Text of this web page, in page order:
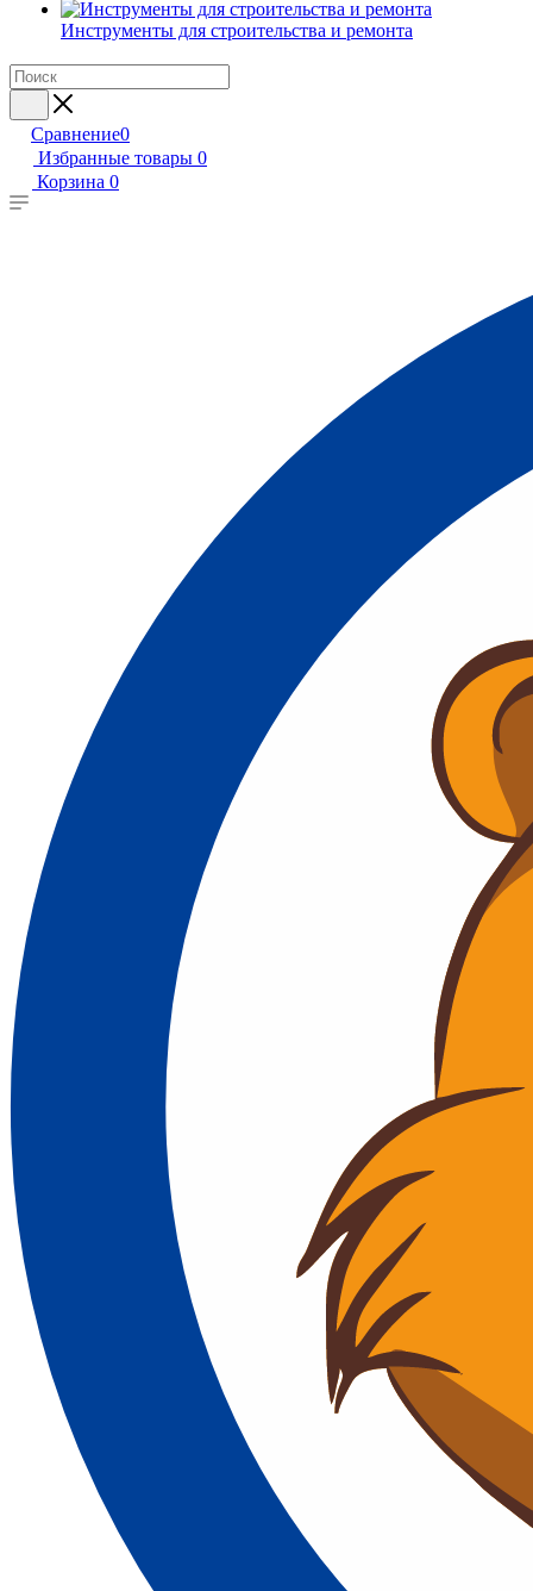
Инструменты для строительства и ремонта
Сравнение0
Избранные товары 0
Корзина 0